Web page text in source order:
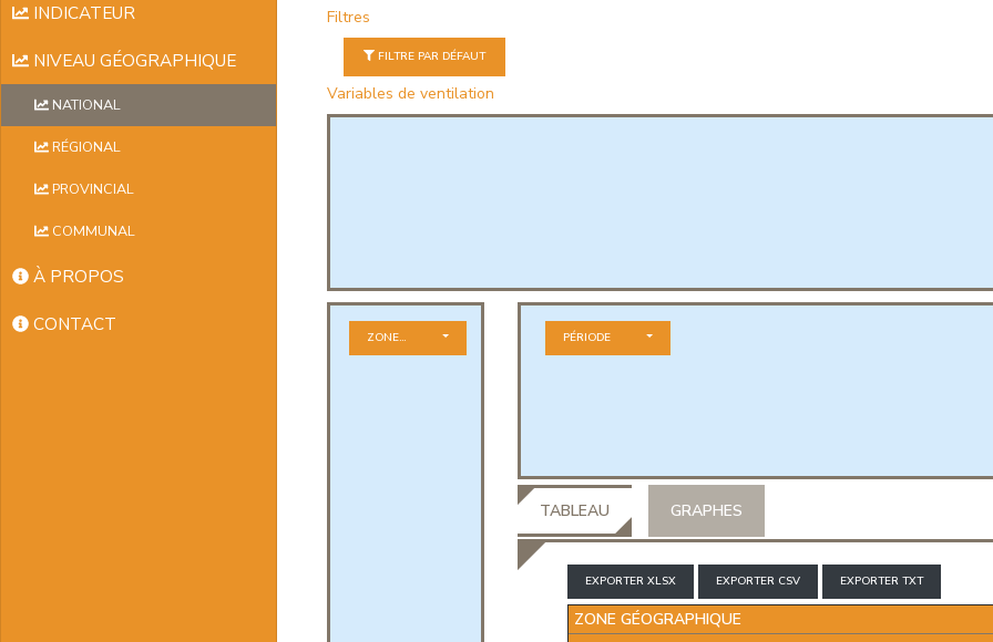
INDICATEUR
NIVEAU GÉOGRAPHIQUE
NATIONAL
RÉGIONAL
PROVINCIAL
COMMUNAL
À PROPOS
CONTACT
Filtres
FILTRE PAR DÉFAUT
Variables de ventilation
ZONE GÉOGRAPHIQUE PÉRIODE
TABLEAU GRAPHES
EXPORTER XLSX EXPORTER CSV EXPORTER TXT
ZONE GÉOGRAPHIQUE